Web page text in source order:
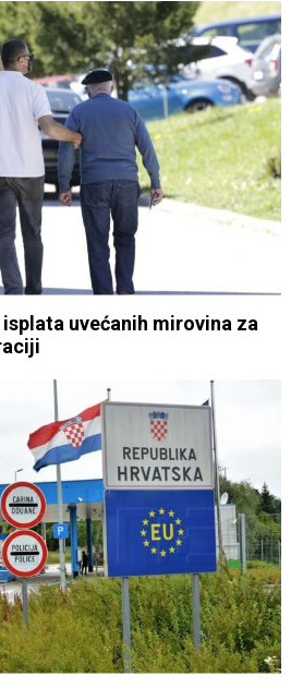
isplata uvećanih mirovina za